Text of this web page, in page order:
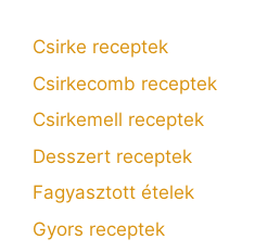
Csirke receptek
Csirkecomb receptek
Csirkemell receptek
Desszert receptek
Fagyasztott ételek
Gyors receptek